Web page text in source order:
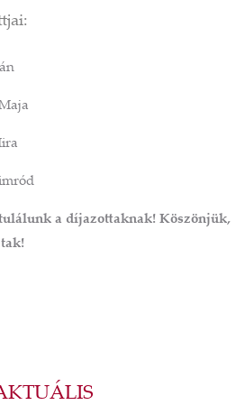
a díjazottaknak! Köszönjük,